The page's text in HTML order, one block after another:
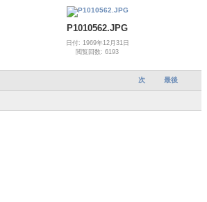
P1010562.JPG
日付: 1969年12月31日
閲覧回数: 6193
次 最後